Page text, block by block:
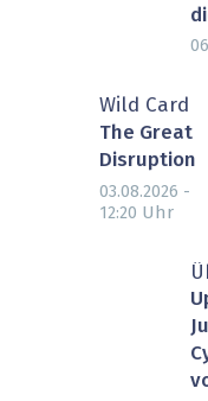
Wild Card
The Great
Disruption
03.08.2026 -
12:20 Uhr